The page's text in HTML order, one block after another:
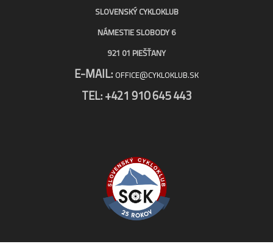
SLOVENSKÝ CYKLOKLUB
NÁMESTIE SLOBODY 6
921 01 PIEŠŤANY
E-MAIL: OFFICE@CYKLOKLUB.SK
TEL: +421 910 645 443